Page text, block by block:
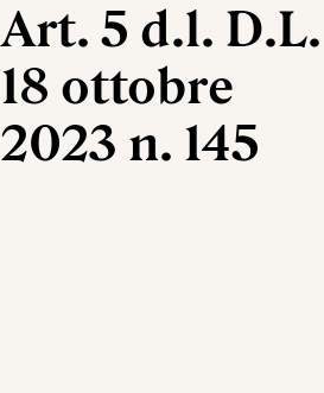
Art. 5 d.l. D.L.
18 ottobre
2023 n. 145